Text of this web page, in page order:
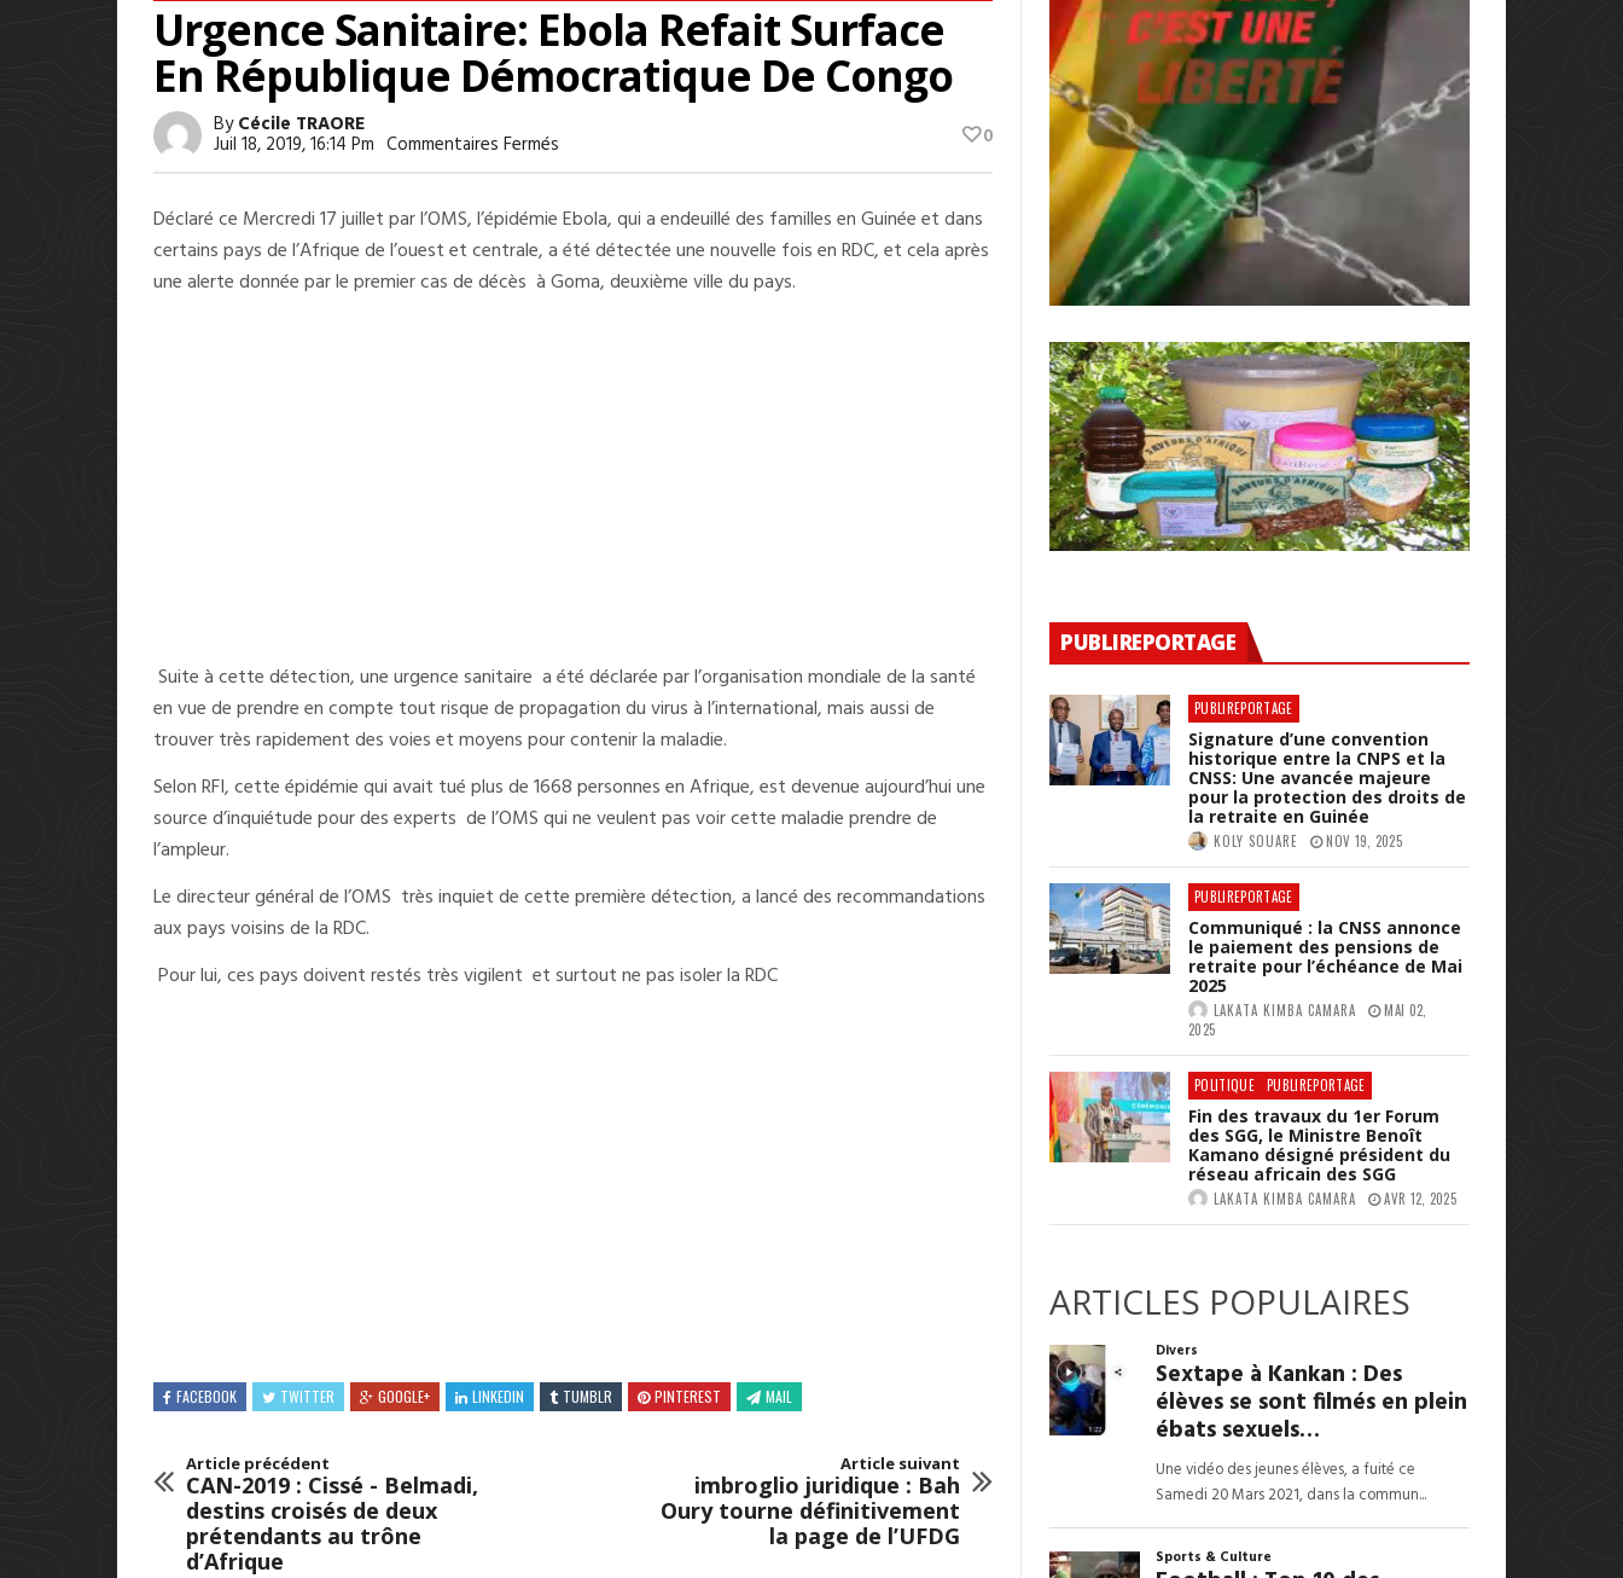
Urgence Sanitaire: Ebola Refait Surface
En République Démocratique De Congo
ByCécile TRAORE
Juil 18, 2019, 16:14 Pm Commentaires Fermés
Sanitaire:
Refait
Surface
En
République
Démocratique
0
Déclaré ce Mercredi 17 juillet par l’OMS, l’épidémie Ebola, qui a endeuillé des familles en Guinée et dans
certains pays de l’Afrique de l’ouest et centrale, a été détectée une nouvelle fois en RDC, et cela après
une alerte donnée par le premier cas de décès à Goma, deuxième ville du pays.
Suite à cette détection, une urgence sanitaire a été déclarée par l’organisation mondiale de la santé
en vue de prendre en compte tout risque de propagation du virus à l’international, mais aussi de
trouver très rapidement des voies et moyens pour contenir la maladie.
Selon RFI, cette épidémie qui avait tué plus de 1668 personnes en Afrique, est devenue aujourd’hui une
source d’inquiétude pour des experts de l’OMS qui ne veulent pas voir cette maladie prendre de
l’ampleur.
Le directeur général de l’OMS très inquiet de cette première détection, a lancé des recommandations
aux pays voisins de la RDC.
Pour lui, ces pays doivent restés très vigilent et surtout ne pas isoler la RDC
FACEBOOK TWITTER GOOGLE+ LINKEDIN TUMBLR PINTEREST MAIL
Article précédent
CAN-2019 : Cissé - Belmadi,
destins croisés de deux
prétendants au trône
d’Afrique
Article suivant
imbroglio juridique : Bah
Oury tourne définitivement
la page de l’UFDG
PUBLIREPORTAGE
PUBLIREPORTAGE
Signature d’une convention
historique entre la CNPS et la
CNSS: Une avancée majeure
pour la protection des droits de
la retraite en Guinée
KOLY SOUARE NOV 19, 2025
PUBLIREPORTAGE
Communiqué : la CNSS annonce
le paiement des pensions de
retraite pour l’échéance de Mai
2025
LAKATA KIMBA CAMARA
MAI 02,
2025
POLITIQUE PUBLIREPORTAGE
Fin des travaux du 1er Forum
des SGG, le Ministre Benoît
Kamano désigné président du
réseau africain des SGG
LAKATA KIMBA CAMARA AVR 12, 2025
ARTICLES POPULAIRES